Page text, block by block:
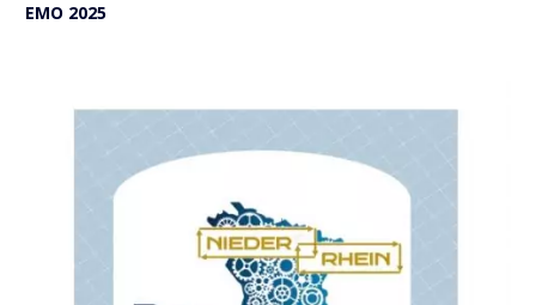
EMO 2025